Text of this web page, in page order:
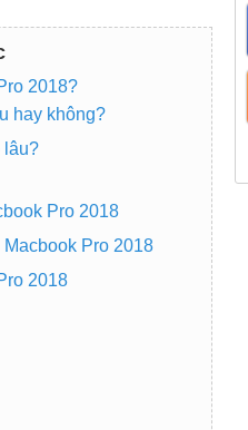
2018?
hay không?
lâu?
Pro 2018
Pro 2018
2018